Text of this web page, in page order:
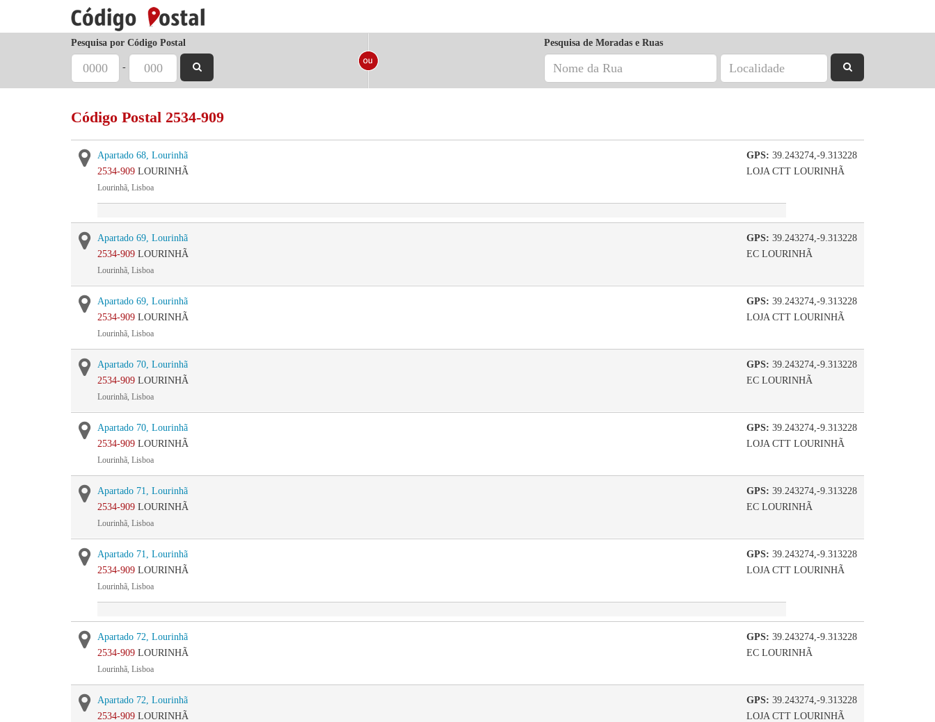
Pesquisa por Código Postal
-
Pesquisa de Moradas e Ruas
Código Postal 2534-909
GPS: 39.243274,-9.313228
LOJA CTT LOURINHÃ
Apartado 68, Lourinhã
2534-909 LOURINHÃ
Lourinhã, Lisboa
GPS: 39.243274,-9.313228
EC LOURINHÃ
Apartado 69, Lourinhã
2534-909 LOURINHÃ
Lourinhã, Lisboa
GPS: 39.243274,-9.313228
LOJA CTT LOURINHÃ
Apartado 69, Lourinhã
2534-909 LOURINHÃ
Lourinhã, Lisboa
GPS: 39.243274,-9.313228
EC LOURINHÃ
Apartado 70, Lourinhã
2534-909 LOURINHÃ
Lourinhã, Lisboa
GPS: 39.243274,-9.313228
LOJA CTT LOURINHÃ
Apartado 70, Lourinhã
2534-909 LOURINHÃ
Lourinhã, Lisboa
GPS: 39.243274,-9.313228
EC LOURINHÃ
Apartado 71, Lourinhã
2534-909 LOURINHÃ
Lourinhã, Lisboa
GPS: 39.243274,-9.313228
LOJA CTT LOURINHÃ
Apartado 71, Lourinhã
2534-909 LOURINHÃ
Lourinhã, Lisboa
GPS: 39.243274,-9.313228
EC LOURINHÃ
Apartado 72, Lourinhã
2534-909 LOURINHÃ
Lourinhã, Lisboa
GPS: 39.243274,-9.313228
LOJA CTT LOURINHÃ
Apartado 72, Lourinhã
2534-909 LOURINHÃ